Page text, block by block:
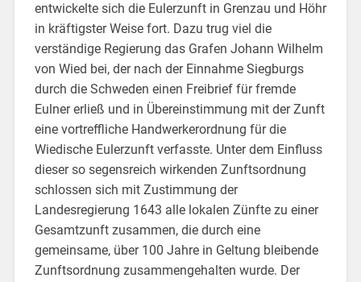
entwickelte sich die Eulerzunft in Grenzau und Höhr
in kräftigster Weise fort. Dazu trug viel die
verständige Regierung das Grafen Johann Wilhelm
von Wied bei, der nach der Einnahme Siegburgs
durch die Schweden einen Freibrief für fremde
Eulner erließ und in Übereinstimmung mit der Zunft
eine vortreffliche Handwerkerordnung für die
Wiedische Eulerzunft verfasste. Unter dem Einfluss
dieser so segensreich wirkenden Zunftsordnung
schlossen sich mit Zustimmung der
Landesregierung 1643 alle lokalen Zünfte zu einer
Gesamtzunft zusammen, die durch eine
gemeinsame, über 100 Jahre in Geltung bleibende
Zunftsordnung zusammengehalten wurde. Der